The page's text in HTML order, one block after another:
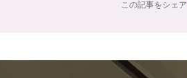
この記事をシェア